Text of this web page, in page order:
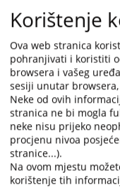
Korištenje
Ova web stranica
pohranjivati i koristiti
browsera i vašeg
sesiji unutar browsera,
Neke od ovih
stranica ne bi mogla
neke nisu prijeko
procjenu nivoa
stranice...).
Na ovom mjestu
korištenje tih